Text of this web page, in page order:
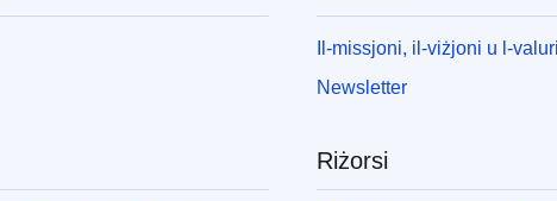
Il-missjoni, il-viżjoni u l-
Newsletter
Riżorsi